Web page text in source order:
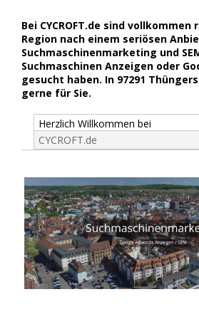
Bei CYCROFT.de sind
Region nach einem seriösen
Suchmaschinenmarketing und
Suchmaschinen Anzeigen oder
gesucht haben. In 97291
gerne für Sie.
Herzlich Willkommen bei
CYCROFT.de